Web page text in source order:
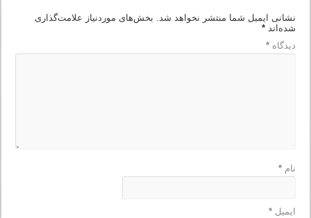
نشانی ایمیل شما منتشر نخواهد شد. بخش‌های موردنیاز علامت‌گذاری
شده‌اند*
دیدگاه*
نام*
ایمیل*